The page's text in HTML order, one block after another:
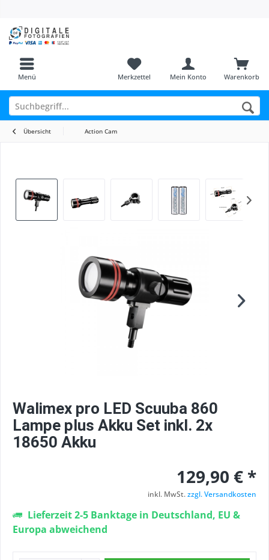
Menü Warenkorb
Merkzettel Mein Konto
Übersicht Action Cam
Walimex pro LED Scuuba 860
Lampe plus Akku Set inkl. 2x
18650 Akku
129,90 € *
inkl. MwSt.zzgl. Versandkosten
Lieferzeit 2-5 Banktage in Deutschland, EU &
Europa abweichend